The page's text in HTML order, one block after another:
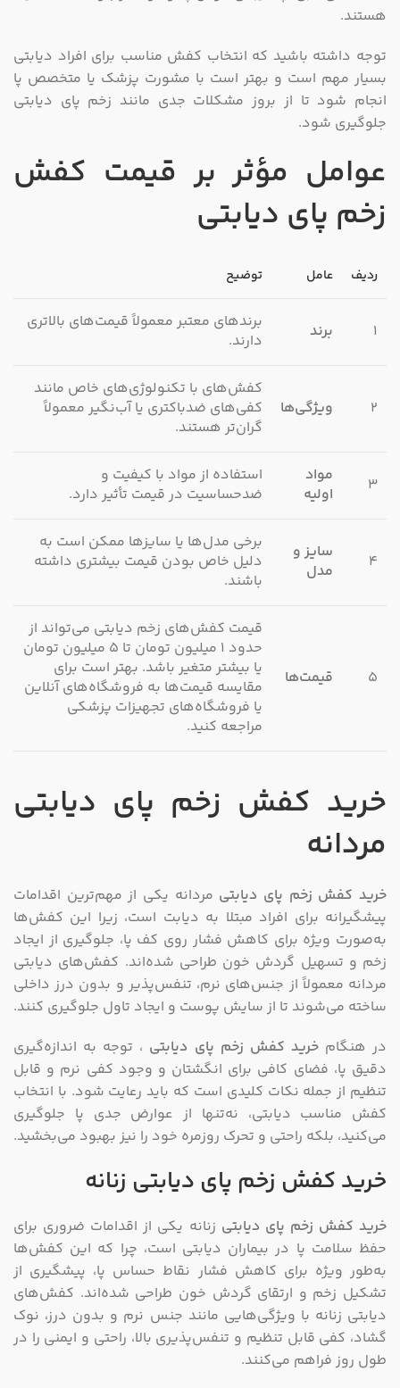
هستند.
توجه داشته باشید که انتخاب کفش مناسب برای افراد دیابتی
بسیار مهم است و بهتر است با مشورت پزشک یا متخصص پا
انجام شود تا از بروز مشکلات جدی مانند زخم پای دیابتی
جلوگیری شود.
عوامل مؤثر بر قیمت کفش
زخم پای دیابتی
ردیف عامل توضیح
۱ برند
برندهای معتبر معمولاً قیمت‌های بالاتری
دارند.
۲ ویژگی‌ها
کفش‌های با تکنولوژی‌های خاص مانند
کفی‌های ضدباکتری یا آب‌نگیر معمولاً
گران‌تر هستند.
۳
مواد
اولیه
استفاده از مواد با کیفیت و
ضدحساسیت در قیمت تأثیر دارد.
۴
سایز و
مدل
برخی مدل‌ها یا سایزها ممکن است به
دلیل خاص بودن قیمت بیشتری داشته
باشند.
۵ قیمت‌ها
قیمت کفش‌های زخم دیابتی می‌تواند از
حدود ۱ میلیون تومان تا ۵ میلیون تومان
یا بیشتر متغیر باشد. بهتر است برای
مقایسه قیمت‌ها به فروشگاه‌های آنلاین
یا فروشگاه‌های تجهیزات پزشکی
مراجعه کنید.
خرید کفش زخم پای دیابتی
مردانه
خرید کفش زخم پای دیابتی مردانه یکی از مهم‌ترین اقدامات
پیشگیرانه برای افراد مبتلا به دیابت است، زیرا این کفش‌ها
به‌صورت ویژه برای کاهش فشار روی کف پا، جلوگیری از ایجاد
زخم و تسهیل گردش خون طراحی شده‌اند. کفش‌های دیابتی
مردانه معمولاً از جنس‌های نرم، تنفس‌پذیر و بدون درز داخلی
ساخته می‌شوند تا از سایش پوست و ایجاد تاول جلوگیری کنند.
در هنگامخرید کفش‌ زخم پای دیابتی ، توجه به اندازه‌گیری
دقیق پا، فضای کافی برای انگشتان و وجود کفی نرم و قابل
تنظیم از جمله نکات کلیدی است که باید رعایت شود. با انتخاب
کفش مناسب دیابتی، نه‌تنها از عوارض جدی پا جلوگیری
می‌کنید، بلکه راحتی و تحرک روزمره خود را نیز بهبود می‌بخشید.
خرید کفش زخم پای دیابتی زنانه
خرید کفش زخم پایدیابتی زنانه یکی از اقدامات ضروری برای
حفظ سلامت پا در بیماران دیابتی است، چرا که این کفش‌ها
به‌طور ویژه برای کاهش فشار نقاط حساس پا، پیشگیری از
تشکیل زخم و ارتقای گردش خون طراحی شده‌اند. کفش‌های
دیابتی زنانه با ویژگی‌هایی مانند جنس نرم و بدون درز، نوک
گشاد، کفی قابل تنظیم و تنفس‌پذیری بالا، راحتی و ایمنی را در
طول روز فراهم می‌کنند.